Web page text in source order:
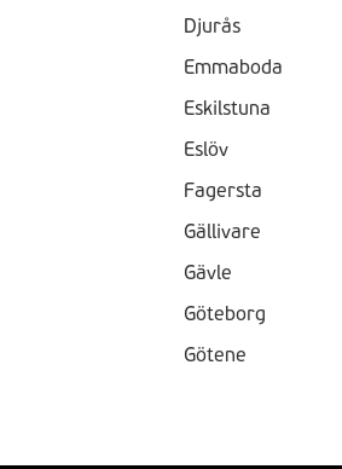
Djurås
Emmaboda
Eskilstuna
Eslöv
Fagersta
Gällivare
Gävle
Göteborg
Götene